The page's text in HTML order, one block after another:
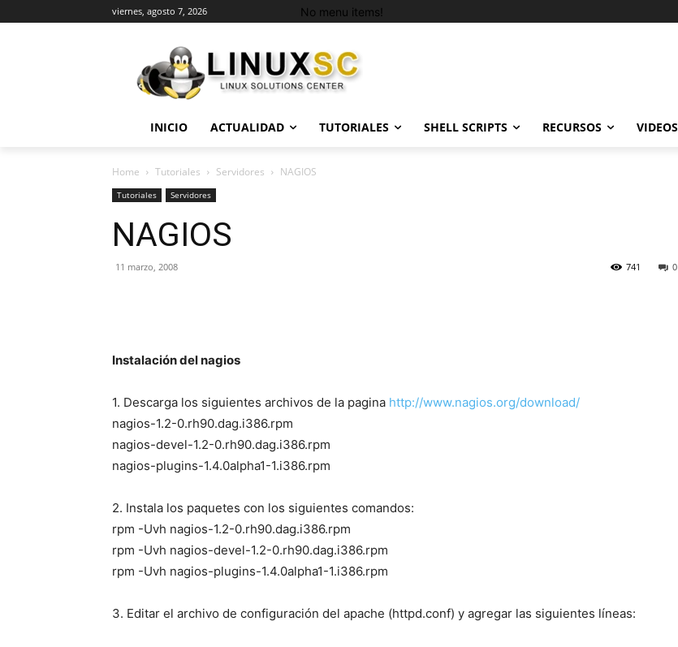
viernes, agosto 7, 2026 No menu items!
INICIO ACTUALIDAD TUTORIALES SHELL SCRIPTS RECURSOS VIDEOS
Home Tutoriales Servidores NAGIOS
Tutoriales Servidores
NAGIOS
11 marzo, 2008 0
741
Instalación del nagios
1. Descarga los siguientes archivos de la pagina http://www.nagios.org/download/
nagios-1.2-0.rh90.dag.i386.rpm
nagios-devel-1.2-0.rh90.dag.i386.rpm
nagios-plugins-1.4.0alpha1-1.i386.rpm
2. Instala los paquetes con los siguientes comandos:
rpm -Uvh nagios-1.2-0.rh90.dag.i386.rpm
rpm -Uvh nagios-devel-1.2-0.rh90.dag.i386.rpm
rpm -Uvh nagios-plugins-1.4.0alpha1-1.i386.rpm
3. Editar el archivo de configuración del apache (httpd.conf) y agregar las siguientes líneas: